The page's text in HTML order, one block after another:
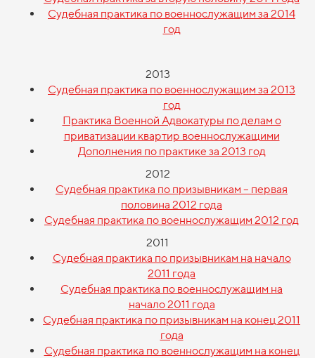
Судебная практика по военнослужащим за 2014
год
2013
Судебная практика по военнослужащим за 2013
год
Практика Военной Адвокатуры по делам о
приватизации квартир военнослужащими
Дополнения по практике за 2013 год
2012
Судебная практика по призывникам – первая
половина 2012 года
Судебная практика по военнослужащим 2012 год
2011
Судебная практика по призывникам на начало
2011 года
Судебная практика по военнослужащим на
начало 2011 года
Судебная практика по призывникам на конец 2011
года
Судебная практика по военнослужащим на конец